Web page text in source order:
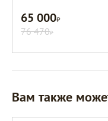
65 000Р
76 470Р
Вам также